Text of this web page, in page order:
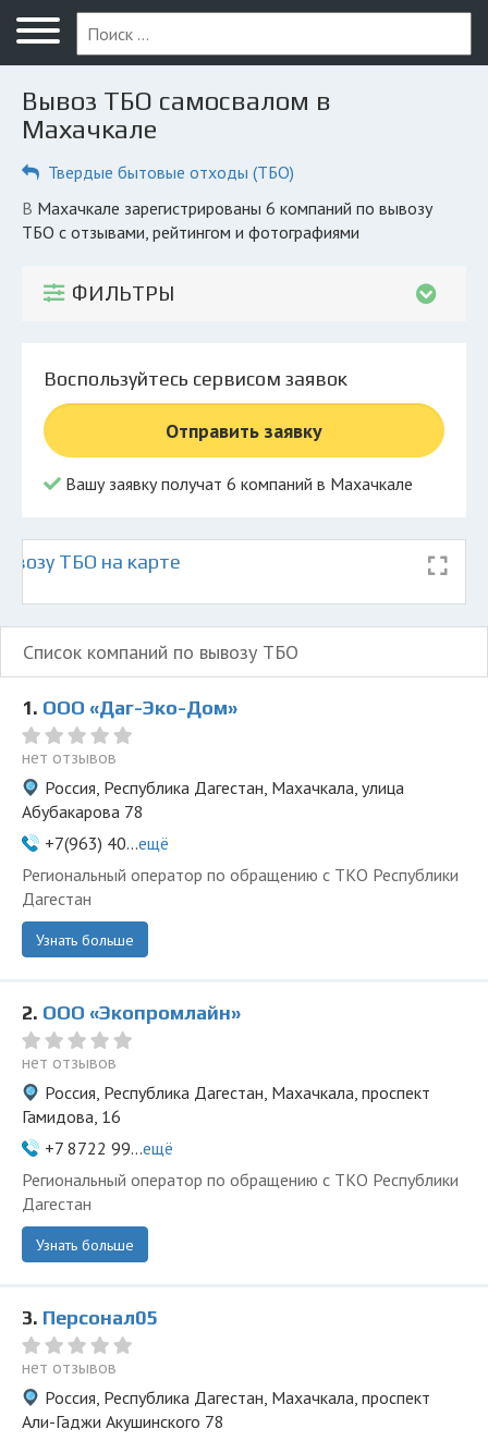
Меню
Главная
Вопрос юристу
Компании
Экоблог
© 2026 Все права защищены
Вывоз ТБО самосвалом в
Махачкале
Твердые бытовые отходы (ТБО)
в Махачкале зарегистрированы 6 компаний по вывозу
ТБО с отзывами, рейтингом и фотографиями
ФИЛЬТРЫ
Воспользуйтесь сервисом заявок
Отправить заявку
Вашу заявку получат 6 компаний в Махачкале
ТБО на карте
Список компаний по вывозу ТБО
1. ООО «Даг-Эко-Дом»
нет отзывов
Россия, Республика Дагестан, Махачкала, улица
Абубакарова 78
+7(963) 40...ещё
Региональный оператор по обращению с ТКО Республики
Дагестан
Узнать больше
2. ООО «Экопромлайн»
нет отзывов
Россия, Республика Дагестан, Махачкала, проспект
Гамидова, 16
+7 8722 99...ещё
Региональный оператор по обращению с ТКО Республики
Дагестан
Узнать больше
3. Персонал05
нет отзывов
Россия, Республика Дагестан, Махачкала, проспект
Али-Гаджи Акушинского 78